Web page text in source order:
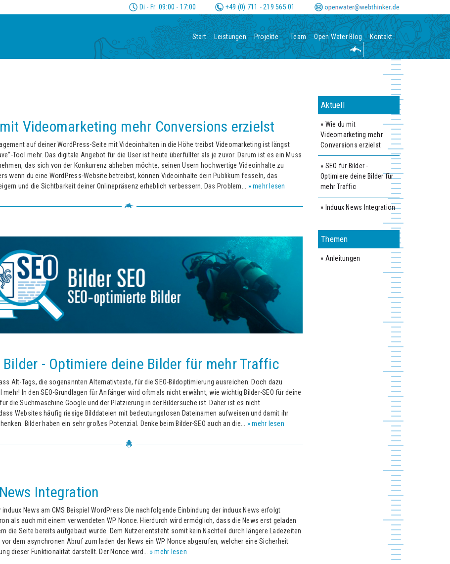
+49 (0) 711 - 219 565 01
Di - Fr: 09:00 - 17:00
Start Leistungen Projekte Team Open Water Blog Kontakt
Videomarketing mehr Conversions erzielst
auf deiner WordPress-Seite mit Videoinhalten in die Höhe treibst Videomarketing ist längst
Tool mehr. Das digitale Angebot für die User ist heute überfüllter als je zuvor. Darum ist es ein Muss
das sich von der Konkurrenz abheben möchte, seinen Usern hochwertige Videoinhalte zu
wenn du eine WordPress-Website betreibst, können Videoinhalte dein Publikum fesseln, das
und die Sichtbarkeit deiner Onlinepräsenz erheblich verbessern. Das Problem... » mehr lesen
Bilder - Optimiere deine Bilder für mehr Traffic
Alt-Tags, die sogenannten Alternativtexte, für die SEO-Bildoptimierung ausreichen. Doch dazu
mehr! In den SEO-Grundlagen für Anfänger wird oftmals nicht erwähnt, wie wichtig Bilder-SEO für deine
die Suchmaschine Google und der Platzierung in der Bildersuche ist. Daher ist es nicht
Websites häufig riesige Bilddateien mit bedeutungslosen Dateinamen aufweisen und damit ihr
Bilder haben ein sehr großes Potenzial. Denke beim Bilder-SEO auch an die... » mehr lesen
Integration
induux News am CMS Beispiel WordPress Die nachfolgende Einbindung der induux News erfolgt
als auch mit einem verwendeten WP Nonce. Hierdurch wird ermöglich, dass die News erst geladen
die Seite bereits aufgebaut wurde. Dem Nutzer entsteht somit kein Nachteil durch längere Ladezeiten
dem asynchronen Abruf zum laden der News ein WP Nonce abgerufen, welcher eine Sicherheit
dieser Funktionalität darstellt. Der Nonce wird... » mehr lesen
Aktuell
» Wie du mit
Videomarketing mehr
Conversions erzielst
» SEO für Bilder -
Optimiere deine Bilder für
mehr Traffic
» Induux News Integration
Themen
» Anleitungen